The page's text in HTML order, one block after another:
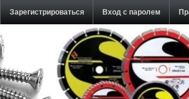
Зарегистрироваться Вход с паролем